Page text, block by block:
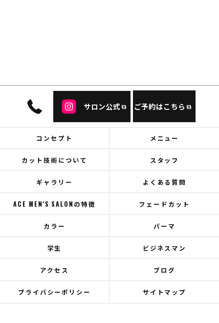
サロン公式 ご予約はこちら
コンセプト メニュー
カット技術について スタッフ
ギャラリー よくある質問
ACE MEN'S SALONの特徴 フェードカット
カラー パーマ
学生 ビジネスマン
アクセス ブログ
プライバシーポリシー サイトマップ